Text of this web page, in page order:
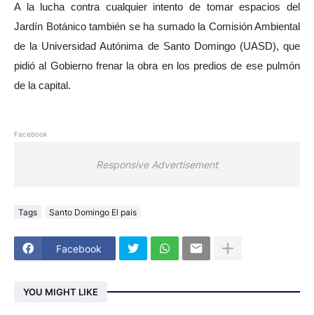
A la lucha contra cualquier intento de tomar espacios del
Jardín Botánico también se ha sumado la Comisión Ambiental
de la Universidad Autónima de Santo Domingo (UASD), que
pidió al Gobierno frenar la obra en los predios de ese pulmón
de la capital.
Facebook
Responsive Advertisement
Tags Santo Domingo El pais
Facebook
YOU MIGHT LIKE